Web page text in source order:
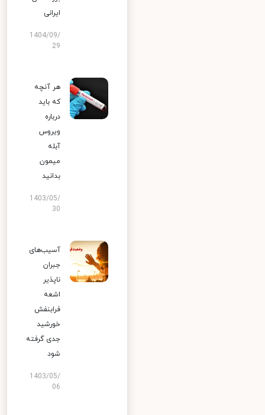
ایرانی
1404/09/
29
هر آنچه
که باید
درباره
ویروس
آبله
میمون
بدانید
1403/05/
30
آسیب‌های
جبران
ناپذیر
اشعه
فرابنفش
خورشید
جدی گرفته
شود
1403/05/
06